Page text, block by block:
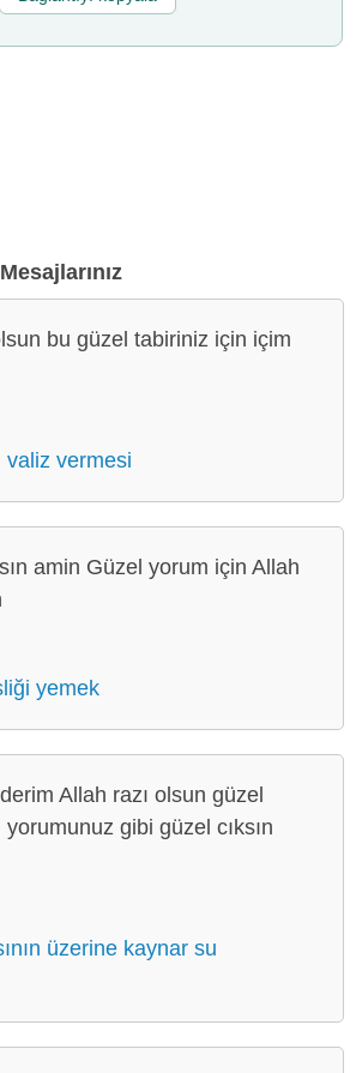
bu güzel tabiriniz için içim
valiz vermesi
amin Güzel yorum için Allah
yemek
Allah razı olsun güzel
gibi güzel cıksın
üzerine kaynar su